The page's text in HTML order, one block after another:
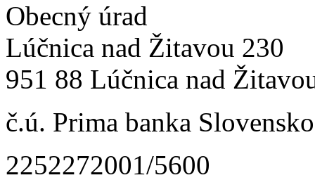
Obecný úrad
Lúčnica nad Žitavou 230
951 88 Lúčnica nad
č.ú. Prima banka
2252272001/5600